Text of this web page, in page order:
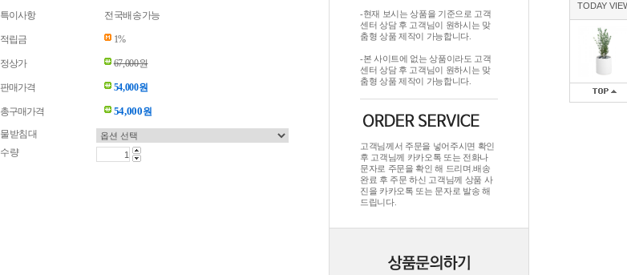
TODAY
특이사항 전국배송가능
적립금 1%
정상가 67,000원
판매가격 54,000원
총구매가격 54,000원
물받침대
수량
-현재 보시는 상품을 기준으로 고객
센터 상담 후 고객님이 원하시는 맞
춤형 상품 제작이 가능합니다.
-본 사이트에 없는 상품이라도 고객
센터 상담 후 고객님이 원하시는 맞
춤형 상품 제작이 가능합니다.
고객님께서 주문을 넣어주시면 확인
후 고객님께 카카오톡 또는 전화나
문자로 주문을 확인 해 드리며.배송
완료 후 주문 하신 고객님께 상품 사
진을 카카오톡 또는 문자로 발송 해
드립니다.